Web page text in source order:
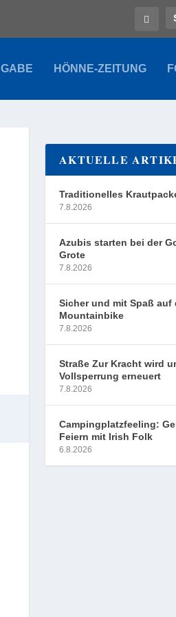
HÖNNE-ZEITUNG
AKTUELLE
Traditionelles
7.8.2026
Azubis starten bei der
Grote
7.8.2026
Sicher und mit Spaß auf
Mountainbike
7.8.2026
Straße Zur Kracht wird
Vollsperrung erneuert
7.8.2026
Campingplatzfeeling:
Feiern mit Irish Folk
6.8.2026